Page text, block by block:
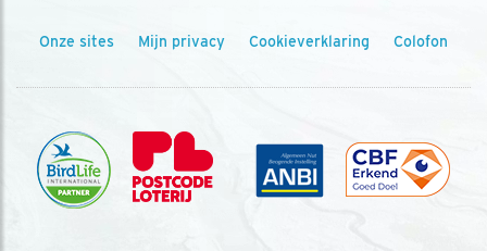
Onze sites Mijn privacy Cookieverklaring Colofon